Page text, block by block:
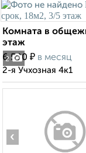
2
Комната в
этаж
6 500 ₽ в месяц
2-я Учхозная 4к1
‹